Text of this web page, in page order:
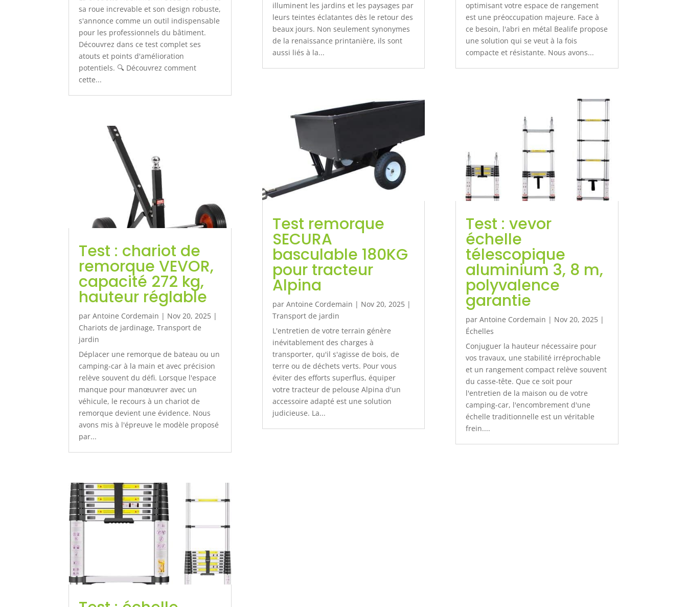
sa roue increvable et son design robuste,
s'annonce comme un outil indispensable
pour les professionnels du bâtiment.
Découvrez dans ce test complet ses
atouts et points d'amélioration
potentiels. 🔍 Découvrez comment
cette...
Test : chariot de
remorque VEVOR,
capacité 272 kg,
hauteur réglable
parAntoine Cordemain | Nov 20, 2025 |
Chariots de jardinage,Transport de
jardin
Déplacer une remorque de bateau ou un
camping-car à la main et avec précision
relève souvent du défi. Lorsque l'espace
manque pour manœuvrer avec un
véhicule, le recours à un chariot de
remorque devient une évidence. Nous
avons mis à l'épreuve le modèle proposé
par...
illuminent les jardins et les paysages par
leurs teintes éclatantes dès le retour des
beaux jours. Non seulement synonymes
de la renaissance printanière, ils sont
aussi liés à la...
Test remorque
SECURA
basculable 180KG
pour tracteur
Alpina
par Antoine Cordemain | Nov 20, 2025|
Transport de jardin
L'entretien de votre terrain génère
inévitablement des charges à
transporter, qu'il s'agisse de bois, de
terre ou de déchets verts. Pour vous
éviter des efforts superflus, équiper
votre tracteur de pelouse Alpina d'un
accessoire adapté est une solution
judicieuse. La...
optimisant votre espace de rangement
est une préoccupation majeure. Face à
ce besoin, l'abri en métal Bealife propose
une solution qui se veut à la fois
compacte et résistante. Nous avons...
Test : vevor
échelle
télescopique
aluminium 3, 8 m,
polyvalence
garantie
par Antoine Cordemain | Nov 20, 2025|
Échelles
Conjuguer la hauteur nécessaire pour
vos travaux, une stabilité irréprochable
et un rangement compact relève souvent
du casse-tête. Que ce soit pour
l'entretien de la maison ou de votre
camping-car, l'encombrement d'une
échelle traditionnelle est un véritable
frein....